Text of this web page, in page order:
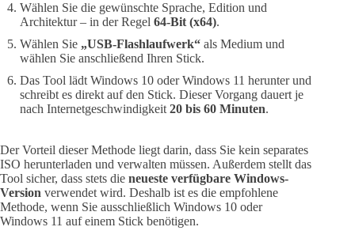
Wählen Sie die gewünschte Sprache, Edition und
Architektur – in der Regel 64-Bit (x64).
Wählen Sie „USB-Flashlaufwerk“ als Medium und
wählen Sie anschließend Ihren Stick.
Das Tool lädt Windows 10 oder Windows 11 herunter und
schreibt es direkt auf den Stick. Dieser Vorgang dauert je
nach Internetgeschwindigkeit 20 bis 60 Minuten.
Der Vorteil dieser Methode liegt darin, dass Sie kein separates
ISO herunterladen und verwalten müssen. Außerdem stellt das
Tool sicher, dass stets die neueste verfügbare Windows-
Version verwendet wird. Deshalb ist es die empfohlene
Methode, wenn Sie ausschließlich Windows 10 oder
Windows 11 auf einem Stick benötigen.